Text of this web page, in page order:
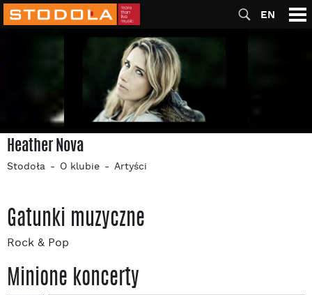
EN
Heather Nova
Stodoła O klubie Artyści
Gatunki muzyczne
Rock & Pop
Minione koncerty